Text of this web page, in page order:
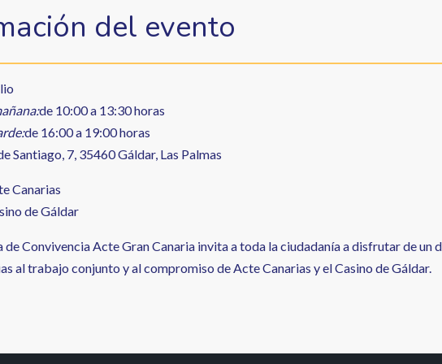
del evento
de 10:00 a 13:30 horas
de 16:00 a 19:00 horas
Santiago, 7, 35460 Gáldar, Las Palmas
Canarias
de Gáldar
de Convivencia Acte Gran Canaria invita a toda la ciudadanía a disfrutar de un
al trabajo conjunto y al compromiso de Acte Canarias y el Casino de Gáldar.